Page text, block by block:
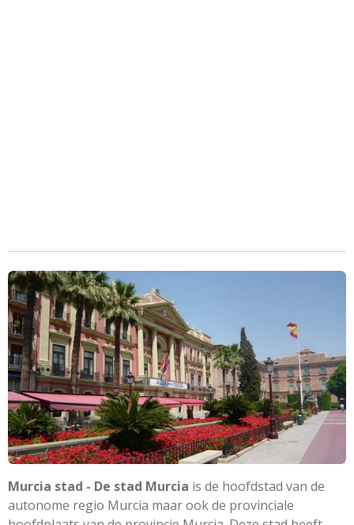
Murcia stad - De stad Murcia is de hoofdstad van de
autonome regio Murcia maar ook de provinciale